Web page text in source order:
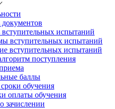
вступительных испытаний
вступительных испытаний
вступительных испытаний
поступления
баллы
обучения
оплаты обучения
зачислении